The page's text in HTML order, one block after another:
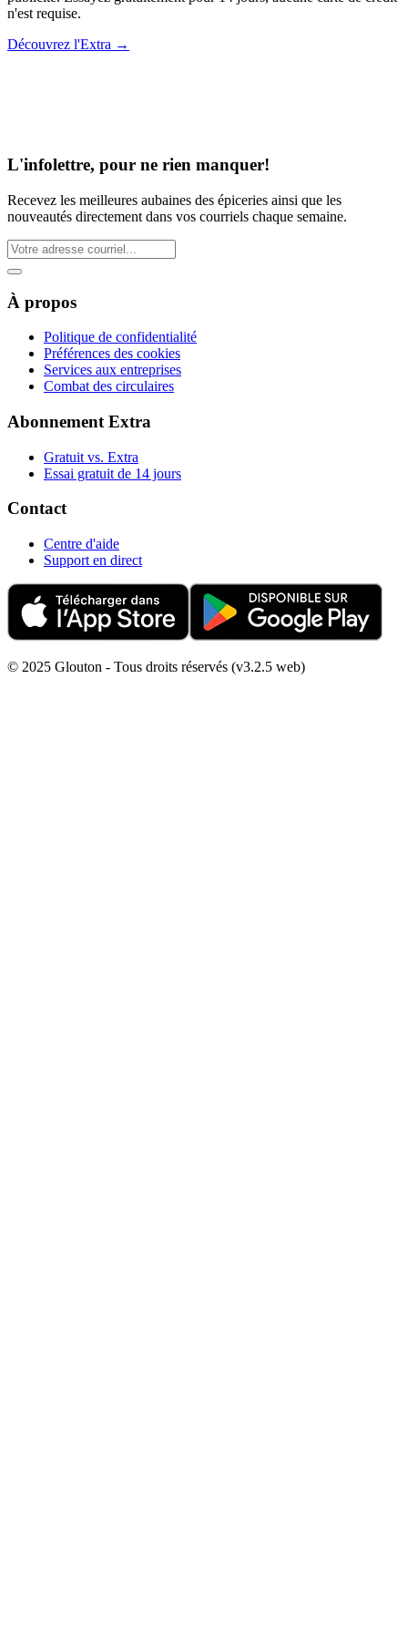
n'est requise.
Découvrez l'Extra →
L'infolettre, pour ne rien manquer!
Recevez les meilleures aubaines des épiceries ainsi que les
nouveautés directement dans vos courriels chaque semaine.
À propos
Politique de confidentialité
Préférences des cookies
Services aux entreprises
Combat des circulaires
Abonnement Extra
Gratuit vs. Extra
Essai gratuit de 14 jours
Contact
Centre d'aide
Support en direct
© 2025 Glouton - Tous droits réservés (v3.2.5 web)